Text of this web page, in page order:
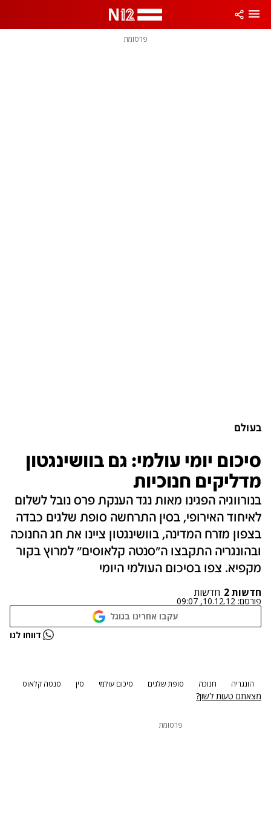
פרסומת
בעולם
סיכום יומי עולמי: גם בוושינגטון
מדליקים חנוכיות
בנורווגיה הפגינו מאות נגד הענקת פרס נובל לשלום
לאיחוד האירופי, בסין התרחשה סופת שלגים כבדה
בצפון מזרח המדינה, בוושינגטון ציינו את חג החנוכה
ובהונגריה התקבצו ה"סנטה קלאוסים" למרוץ בקור
מקפיא. צפו בסיכום העולמי היומי
חדשות 2 חדשות
פורסם: 10.12.12, 09:07
עקבו אחרינו בגוגל
נתקלנו בבעיה דווחו לנו
הונגריה חנוכה סופת שלגים סיכום עולמי סין סנטה קלאוס
מצאתם טעות לשון?
פרסומת